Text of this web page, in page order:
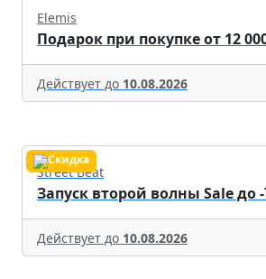
Elemis
Подарок при покупке от 12
Действует до 10.08.2026
Street Beat
Запуск второй волны Sale до -
Действует до 10.08.2026